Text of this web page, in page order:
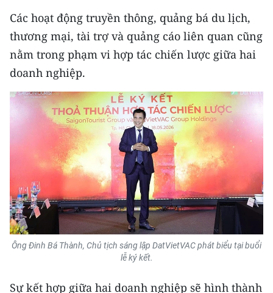
Chuyên trang TP. Hồ Chí Minh
CHUYÊN ĐỀ
CÁC CHUYÊN TRANG
VỀ BÁO NHÂN DÂN
THỜI NAY
NHÂN DÂN CUỐI TUẦN
NHÂN DÂN HẰNG THÁNG
MUA BÁO
Các hoạt động truyền thông, quảng bá du lịch,
thương mại, tài trợ và quảng cáo liên quan cũng
nằm trong phạm vi hợp tác chiến lược giữa hai
doanh nghiệp.
Ông Đinh Bá Thành, Chủ tịch sáng lập DatVietVAC phát biểu tại buổi
lễ ký kết.
Sự kết hợp giữa hai doanh nghiệp sẽ hình thành